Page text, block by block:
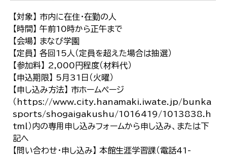
【対象】 市内に在住・在勤の人
【時間】 午前10時から正午まで
【会場】 まなび学園
【定員】 各回15人（定員を超えた場合は抽選）
【参加料】 2,000円程度（材料代）
【申込期限】 5月31日（火曜）
【申し込み方法】 市ホームページ
（https://www.city.hanamaki.iwate.jp/bunka
sports/shogaigakushu/1016419/1013838.h
tml）内の専用申し込みフォームから申し込み、または下
記へ
【問い合わせ・申し込み】 本館生涯学習課（電話41-